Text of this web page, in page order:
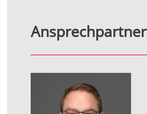
Ansprechpartner